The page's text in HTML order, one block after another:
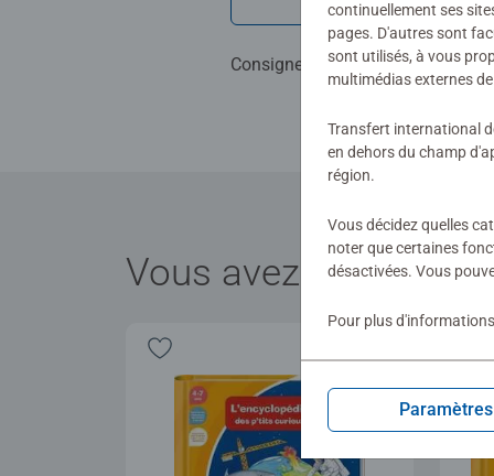
Consignes d'évaluation
Vous avez
continuellement ses
pages. D'autres sont
sont utilisés, à vous
multimédias externes
Transfert international
en dehors du champ
région.
Vous décidez quelles
noter que certaines
désactivées. Vous
Pour plus
Paramètres